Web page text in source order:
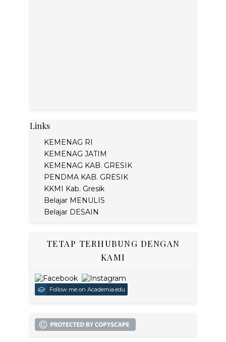
Links
KEMENAG RI
KEMENAG JATIM
KEMENAG KAB. GRESIK
PENDMA KAB. GRESIK
KKMI Kab. Gresik
Belajar MENULIS
Belajar DESAIN
TETAP TERHUBUNG DENGAN
KAMI
Follow me on Academia.edu